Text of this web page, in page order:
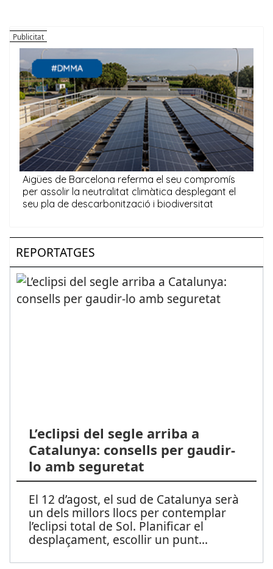
REPORTATGES
L’eclipsi del segle arriba a
Catalunya: consells per gaudir-
lo amb seguretat
El 12 d’agost, el sud de Catalunya serà
un dels millors llocs per contemplar
l’eclipsi total de Sol. Planificar el
desplaçament, escollir un punt...